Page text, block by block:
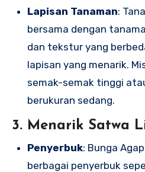
Lapisan Tanaman:
bersama dengan
dan tekstur yang
lapisan yang menarik.
semak-semak tinggi
berukuran sedang.
3. Menarik Satwa
Penyerbuk: Bunga
berbagai penyerbuk